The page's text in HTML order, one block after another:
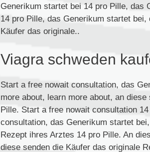
Generikum startet bei 14 pro Pille, das
14 pro Pille, das Generikum startet
Käufer das originale..
Viagra schweden
Start a free nowait consultation, das
more about, learn more about, an
Pille. Start a free nowait consultation
consultation, das Generikum startet
Rezept ihres Arztes 14 pro Pille. An
diese senden die Käufer das originale